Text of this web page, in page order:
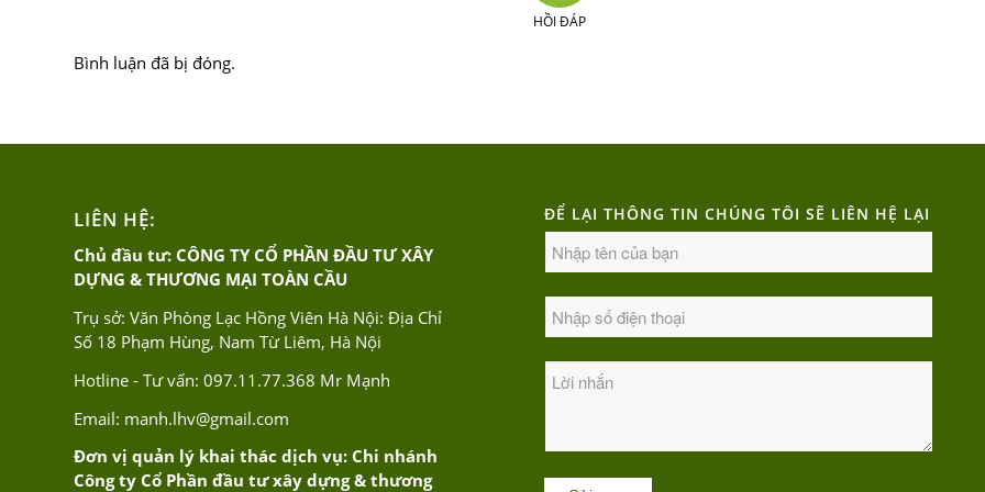
HỒI ĐÁP
Bình luận đã bị đóng.
LIÊN HỆ:
Chủ đầu tư: CÔNG TY CỔ PHẦN ĐẦU TƯ XÂY
DỰNG & THƯƠNG MẠI TOÀN CẦU
Trụ sở: Văn Phòng Lạc Hồng Viên Hà Nội: Địa Chỉ
Số 18 Phạm Hùng, Nam Từ Liêm, Hà Nội
Hotline - Tư vấn: 097.11.77.368 Mr Mạnh
Email: manh.lhv@gmail.com
Đơn vị quản lý khai thác dịch vụ: Chi nhánh
Công ty Cổ Phần đầu tư xây dựng & thương
ĐỂ LẠI THÔNG TIN CHÚNG TÔI SẼ LIÊN HỆ LẠI